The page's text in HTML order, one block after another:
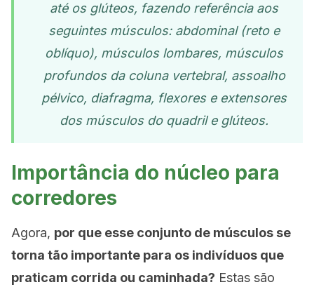
até os glúteos, fazendo referência aos
seguintes músculos: abdominal (reto e
oblíquo), músculos lombares, músculos
profundos da coluna vertebral, assoalho
pélvico, diafragma, flexores e extensores
dos músculos do quadril e glúteos.
Importância do núcleo para
corredores
Agora, por que esse conjunto de músculos se
torna tão importante para os indivíduos que
praticam corrida ou caminhada? Estas são